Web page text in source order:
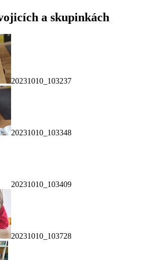
a skupinkách
20231010_103237
20231010_103348
20231010_103409
20231010_103728